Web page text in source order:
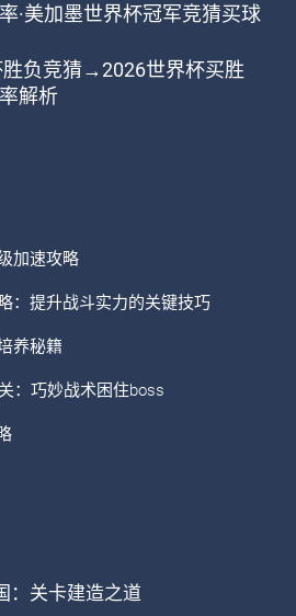
·美加墨世界杯冠军竞猜买球
负竞猜→2026世界杯买胜
解析
加速攻略
：提升战斗实力的关键技巧
养秘籍
：巧妙战术困住boss
：关卡建造之道